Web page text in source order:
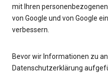
mit Ihren
von Google und von Google
verbessern.
Bevor wir Informationen zu
Datenschutzerklärung